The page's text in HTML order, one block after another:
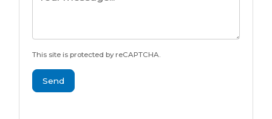
This site is protected by reCAPTCHA.
Send